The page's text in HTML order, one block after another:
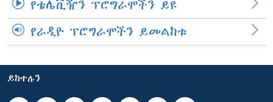
የቴሌቪዥን ፕሮግራሞችን ይዩ
የራዲዮ ፕሮግራሞችን ይመልከቱ
ይከተሉን